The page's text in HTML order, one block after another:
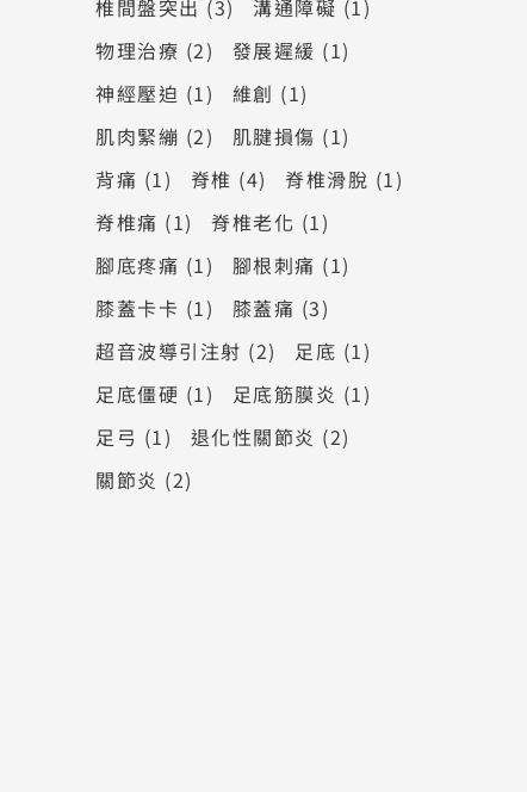
椎間盤突出 (3) 溝通障礙 (1)
物理治療 (2) 發展遲緩 (1)
神經壓迫 (1) 維創 (1)
肌肉緊繃 (2) 肌腱損傷 (1)
背痛 (1) 脊椎 (4) 脊椎滑脫 (1)
脊椎痛 (1) 脊椎老化 (1)
腳底疼痛 (1) 腳根刺痛 (1)
膝蓋卡卡 (1) 膝蓋痛 (3)
超音波導引注射 (2) 足底 (1)
足底僵硬 (1) 足底筋膜炎 (1)
足弓 (1) 退化性關節炎 (2)
關節炎 (2)